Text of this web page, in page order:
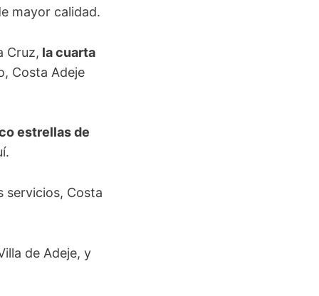
mayor calidad.
Cruz, la cuarta
Costa Adeje
estrellas de
servicios, Costa
de Adeje, y